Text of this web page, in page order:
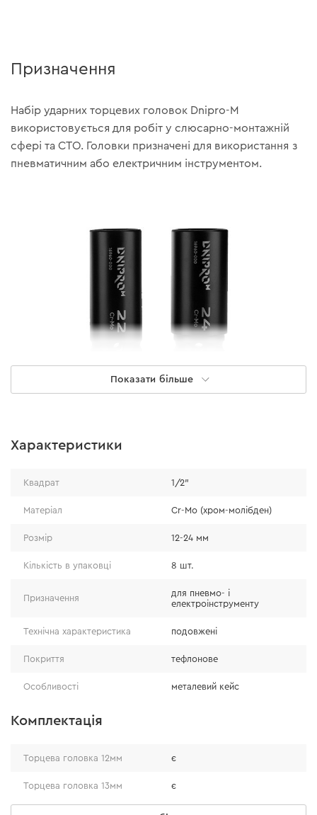
Призначення
Набір ударних торцевих головок Dnipro-M
використовується для робіт у слюсарно-монтажній
сфері та СТО. Головки призначені для використання з
пневматичним або електричним інструментом.
матеріалом виготовлення торцевих головок є
забезпечує стійкість до постійних ударних
навантажень;
Завдяки цьому вдалося досягти високої стійкості
до ударних зусиль на скручування.
Показати більше
Характеристики
Квадрат 1/2"
Матеріал Cr-Mo (хром-молібден)
Розмір 12-24 мм
Кількість в упаковці 8 шт.
Призначення
для пневмо- і
електроінструменту
Технічна характеристика подовжені
Покриття тефлонове
Особливості металевий кейс
Комплектація
Торцева головка 12мм є
Торцева головка 13мм є